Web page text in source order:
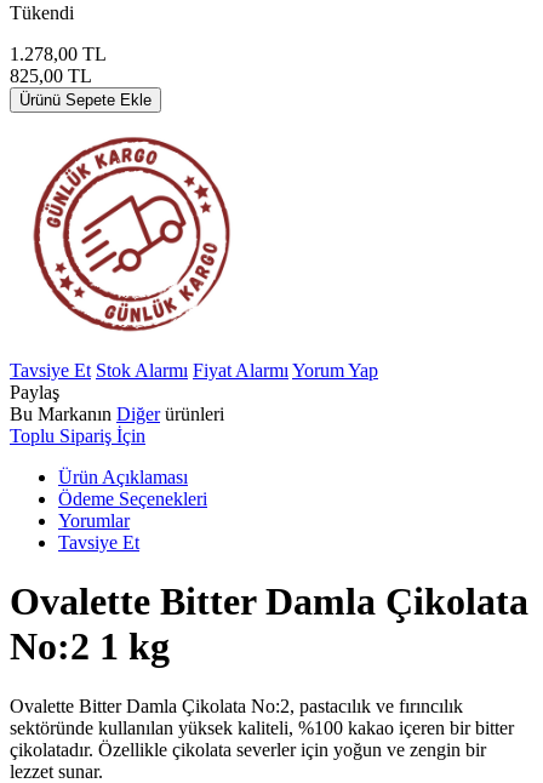
Tükendi
1.278,00 TL
825,00 TL
Ürünü Sepete Ekle
Tavsiye Et Stok Alarmı Fiyat Alarmı Yorum Yap
Paylaş
Bu Markanın Diğerürünleri
Toplu Sipariş İçin
Ürün Açıklaması
Ödeme Seçenekleri
Yorumlar
Tavsiye Et
Ovalette Bitter Damla Çikolata
No:2 1 kg
Ovalette Bitter Damla Çikolata No:2, pastacılık ve fırıncılık
sektöründe kullanılan yüksek kaliteli, %100 kakao içeren bir bitter
çikolatadır. Özellikle çikolata severler için yoğun ve zengin bir
lezzet sunar.